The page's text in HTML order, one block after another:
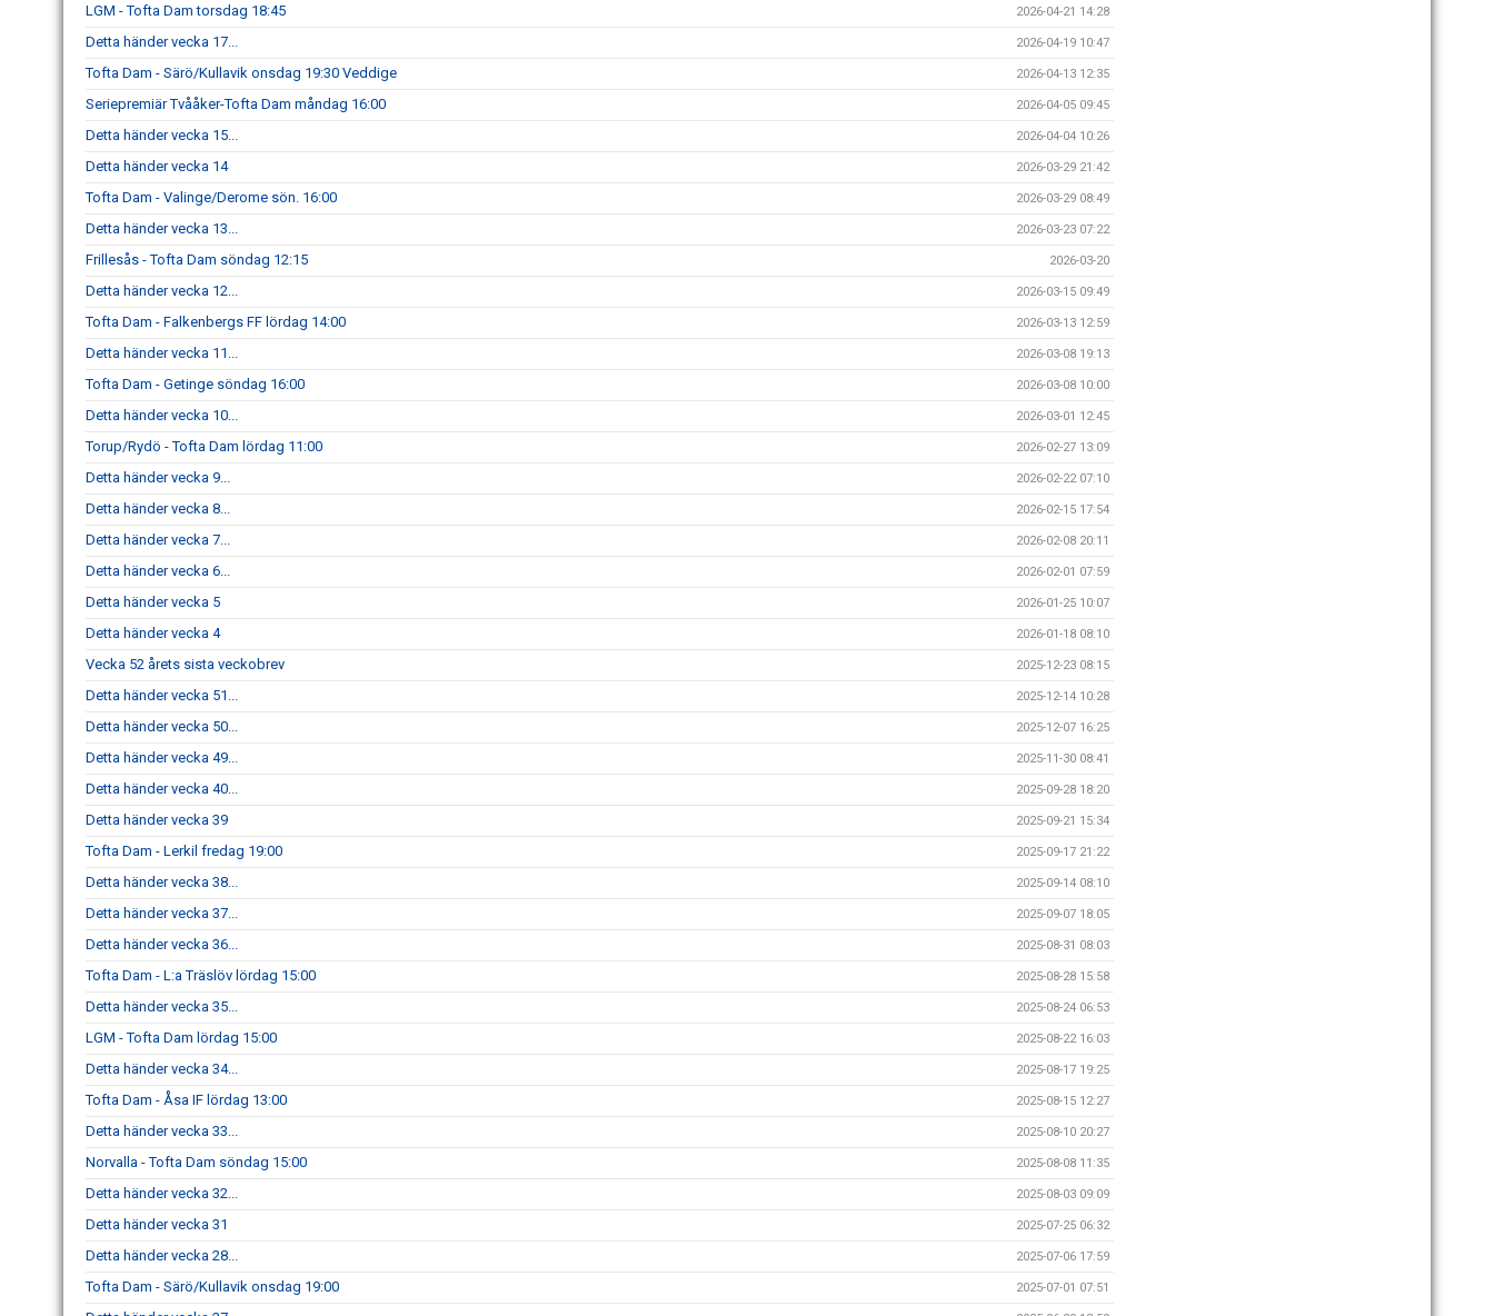
LGM - Tofta Dam torsdag 18:45 2026-04-21 14:28
Detta händer vecka 17... 2026-04-19 10:47
Tofta Dam - Särö/Kullavik onsdag 19:30 Veddige 2026-04-13 12:35
Seriepremiär Tvååker-Tofta Dam måndag 16:00 2026-04-05 09:45
Detta händer vecka 15... 2026-04-04 10:26
Detta händer vecka 14 2026-03-29 21:42
Tofta Dam - Valinge/Derome sön. 16:00 2026-03-29 08:49
Detta händer vecka 13... 2026-03-23 07:22
Frillesås - Tofta Dam söndag 12:15 2026-03-20
Detta händer vecka 12... 2026-03-15 09:49
Tofta Dam - Falkenbergs FF lördag 14:00 2026-03-13 12:59
Detta händer vecka 11... 2026-03-08 19:13
Tofta Dam - Getinge söndag 16:00 2026-03-08 10:00
Detta händer vecka 10... 2026-03-01 12:45
Torup/Rydö - Tofta Dam lördag 11:00 2026-02-27 13:09
Detta händer vecka 9... 2026-02-22 07:10
Detta händer vecka 8... 2026-02-15 17:54
Detta händer vecka 7... 2026-02-08 20:11
Detta händer vecka 6... 2026-02-01 07:59
Detta händer vecka 5 2026-01-25 10:07
Detta händer vecka 4 2026-01-18 08:10
Vecka 52 årets sista veckobrev 2025-12-23 08:15
Detta händer vecka 51... 2025-12-14 10:28
Detta händer vecka 50... 2025-12-07 16:25
Detta händer vecka 49... 2025-11-30 08:41
Detta händer vecka 40... 2025-09-28 18:20
Detta händer vecka 39 2025-09-21 15:34
Tofta Dam - Lerkil fredag 19:00 2025-09-17 21:22
Detta händer vecka 38... 2025-09-14 08:10
Detta händer vecka 37... 2025-09-07 18:05
Detta händer vecka 36... 2025-08-31 08:03
Tofta Dam - L:a Träslöv lördag 15:00 2025-08-28 15:58
Detta händer vecka 35... 2025-08-24 06:53
LGM - Tofta Dam lördag 15:00 2025-08-22 16:03
Detta händer vecka 34... 2025-08-17 19:25
Tofta Dam - Åsa IF lördag 13:00 2025-08-15 12:27
Detta händer vecka 33... 2025-08-10 20:27
Norvalla - Tofta Dam söndag 15:00 2025-08-08 11:35
Detta händer vecka 32... 2025-08-03 09:09
Detta händer vecka 31 2025-07-25 06:32
Detta händer vecka 28... 2025-07-06 17:59
Tofta Dam - Särö/Kullavik onsdag 19:00 2025-07-01 07:51